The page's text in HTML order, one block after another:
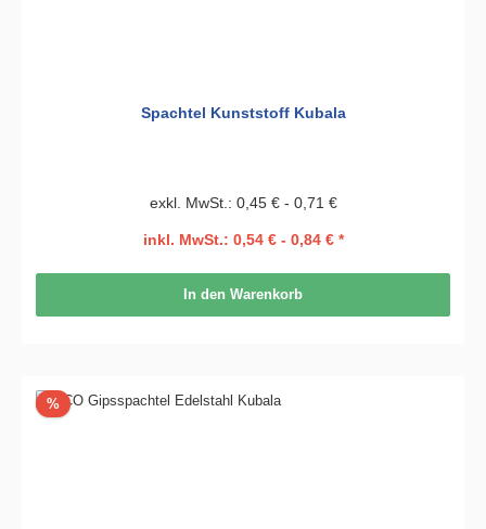
Spachtel Kunststoff Kubala
exkl. MwSt.: 0,45 € - 0,71 €
inkl. MwSt.: 0,54 € - 0,84 € *
In den Warenkorb
%Rabatt